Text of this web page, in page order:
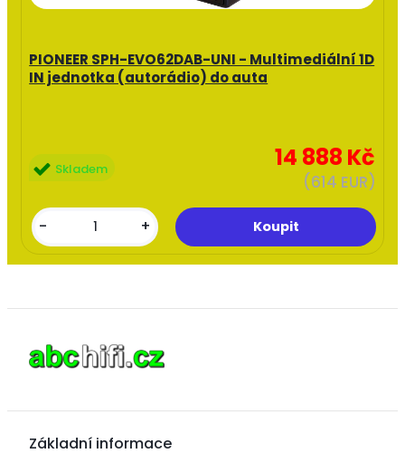
PIONEER SPH-EVO62DAB-UNI - Multimediální 1D
IN jednotka (autorádio) do auta
14 888 Kč
(614 EUR)
Skladem
- +
Základní informace